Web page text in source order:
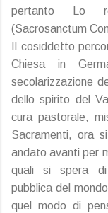
pertanto Lo
(Sacrosanctum
Il cosiddetto
Chiesa in
secolarizzazione
dello spirito del
cura pastorale,
Sacramenti, ora
andato avanti per
quali si spera di
pubblica del
quel modo di